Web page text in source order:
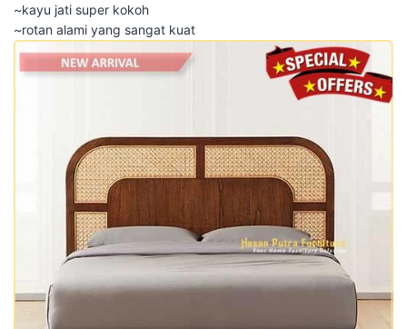
~kayu jati super kokoh
~rotan alami yang sangat kuat